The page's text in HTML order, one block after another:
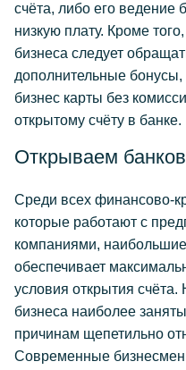
счёта, либо его ведение
низкую плату. Кроме
бизнеса следует
дополнительные
бизнес карты без
открытому счёту в банке.
Открываем
Среди всех финансово-
которые работают с
компаниями, наибольшие
обеспечивает
условия открытия счёта.
бизнеса наиболее
причинам щепетильно
Современные